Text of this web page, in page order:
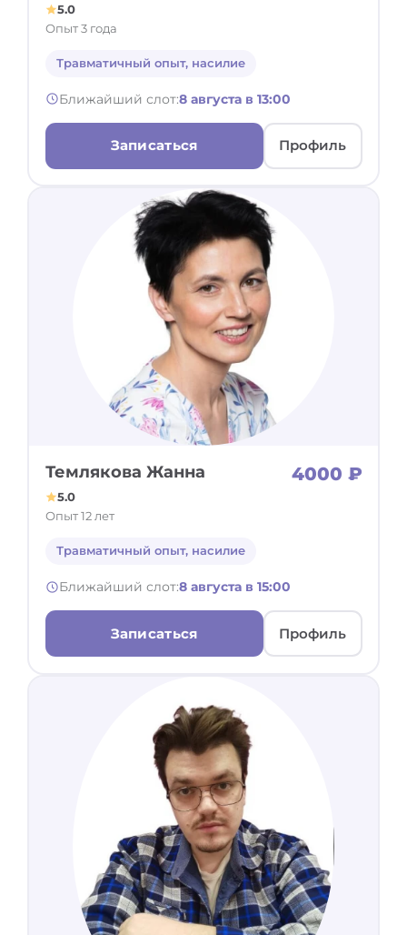
5.0
Опыт 3 года
Травматичный опыт, насилие
Ближайший слот:8 августа в 13:00
Записаться Профиль
Темлякова Жанна 4000 ₽
5.0
Опыт 12 лет
Травматичный опыт, насилие
Ближайший слот:8 августа в 15:00
Записаться Профиль